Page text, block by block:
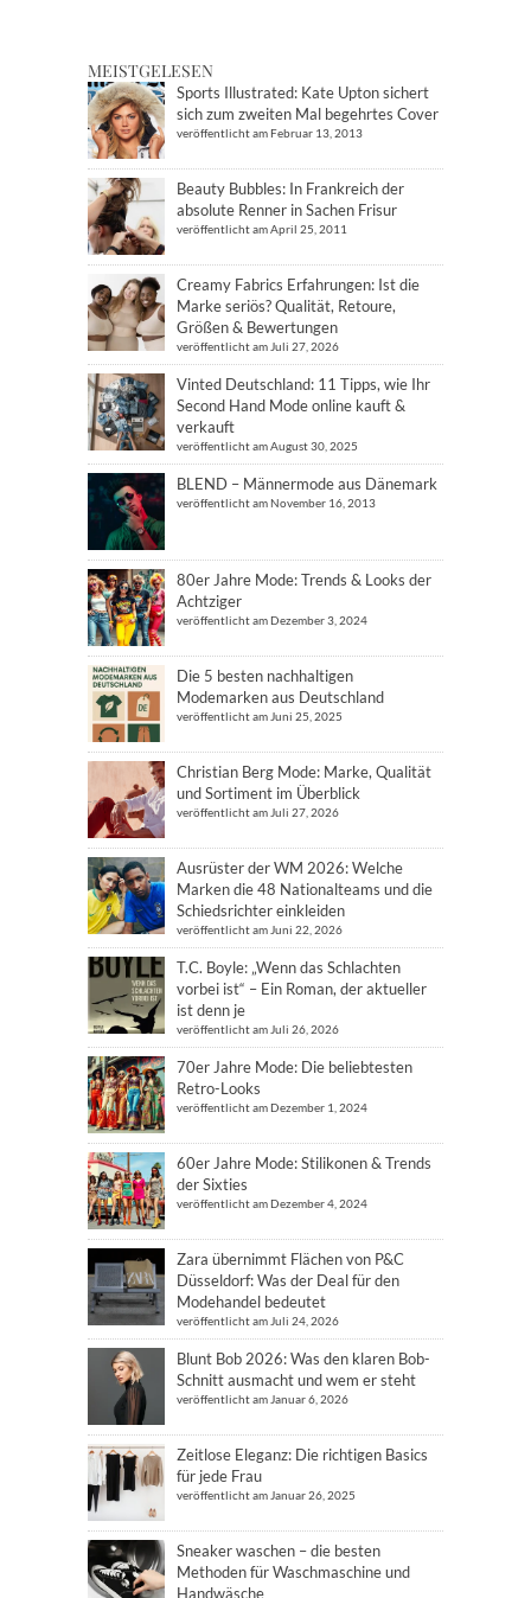
MEISTGELESEN
Sports Illustrated: Kate Upton sichert
sich zum zweiten Mal begehrtes Cover
veröffentlicht am Februar 13, 2013
Beauty Bubbles: In Frankreich der
absolute Renner in Sachen Frisur
veröffentlicht am April 25, 2011
Creamy Fabrics Erfahrungen: Ist die
Marke seriös? Qualität, Retoure,
Größen & Bewertungen
veröffentlicht am Juli 27, 2026
Vinted Deutschland: 11 Tipps, wie Ihr
Second Hand Mode online kauft &
verkauft
veröffentlicht am August 30, 2025
BLEND – Männermode aus Dänemark
veröffentlicht am November 16, 2013
80er Jahre Mode: Trends & Looks der
Achtziger
veröffentlicht am Dezember 3, 2024
Die 5 besten nachhaltigen
Modemarken aus Deutschland
veröffentlicht am Juni 25, 2025
Christian Berg Mode: Marke, Qualität
und Sortiment im Überblick
veröffentlicht am Juli 27, 2026
Ausrüster der WM 2026: Welche
Marken die 48 Nationalteams und die
Schiedsrichter einkleiden
veröffentlicht am Juni 22, 2026
T.C. Boyle: „Wenn das Schlachten
vorbei ist“ – Ein Roman, der aktueller
ist denn je
veröffentlicht am Juli 26, 2026
70er Jahre Mode: Die beliebtesten
Retro-Looks
veröffentlicht am Dezember 1, 2024
60er Jahre Mode: Stilikonen & Trends
der Sixties
veröffentlicht am Dezember 4, 2024
Zara übernimmt Flächen von P&C
Düsseldorf: Was der Deal für den
Modehandel bedeutet
veröffentlicht am Juli 24, 2026
Blunt Bob 2026: Was den klaren Bob-
Schnitt ausmacht und wem er steht
veröffentlicht am Januar 6, 2026
Zeitlose Eleganz: Die richtigen Basics
für jede Frau
veröffentlicht am Januar 26, 2025
Sneaker waschen – die besten
Methoden für Waschmaschine und
Handwäsche